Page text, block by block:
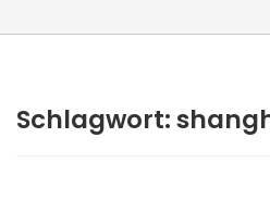
Schlagwort: